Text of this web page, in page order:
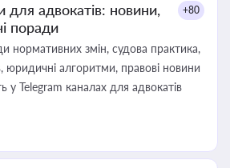
для адвокатів: новини,
поради
+80
нормативних змін, судова практика,
юридичні алгоритми, правові новини
Telegram каналах для адвокатів